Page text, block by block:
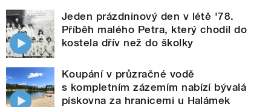
Jeden prázdninový den v létě '78.
Příběh malého Petra, který chodil do
kostela dřív než do školky
Koupání v průzračné vodě
s kompletním zázemím nabízí bývalá
pískovna za hranicemi u Halámek